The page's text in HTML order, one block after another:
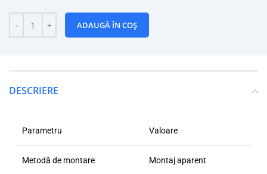
ADAUGĂ ÎN COȘ
DESCRIERE
Parametru Valoare
Metodă de montare Montaj aparent